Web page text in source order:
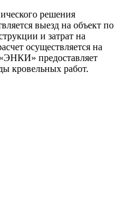
решения
выезд на объект по
и затрат на
осуществляется на
предоставляет
кровельных работ.